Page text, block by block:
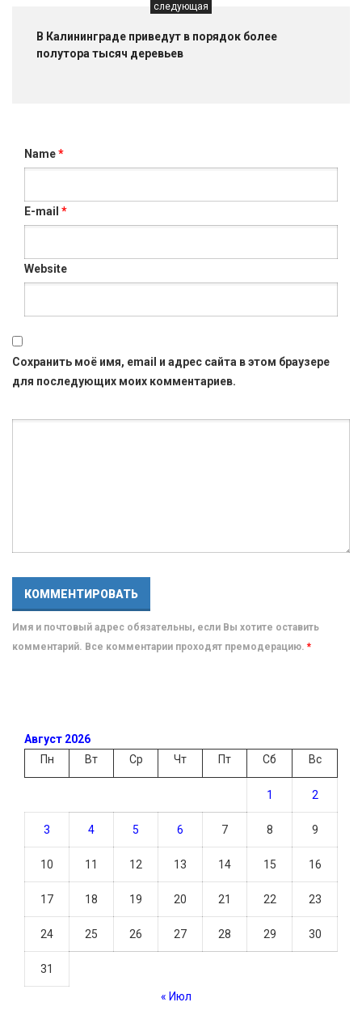
следующая
В Калининграде приведут в порядок более
полутора тысяч деревьев
Name*
E-mail *
Website
Сохранить моё имя, email и адрес сайта в этом браузере
для последующих моих комментариев.
Имя и почтовый адрес обязательны, если Вы хотите оставить
комментарий. Все комментарии проходят премодерацию. *
Август 2026
Пн
Вт Ср Чт Пт Сб Вс
1 2
3 4 5 6 7 8 9
10 11 12 13 14 15 16
17 18 19 20 21 22 23
24 25 26 27 28 29 30
31
« Июл